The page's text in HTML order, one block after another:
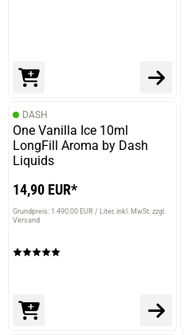
DASH
One Vanilla Ice 10ml
LongFill Aroma by Dash
Liquids
14,90 EUR*
Grundpreis: 1.490,00 EUR / Liter inkl. MwSt. zzgl.
Versand